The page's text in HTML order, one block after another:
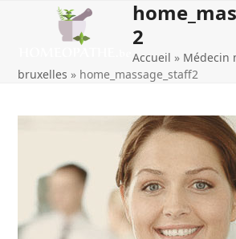
Open
mobile
menu
Close
mobile
menu
2
Accueil » Médecin
bruxelles » home_massage_staff2